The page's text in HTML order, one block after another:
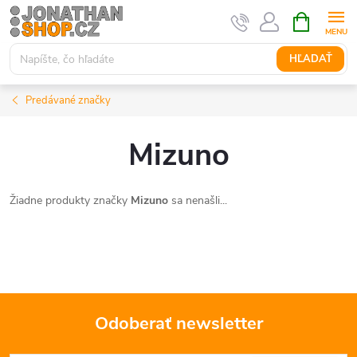
Prejsť
na
obsah
HĽADAŤ
KOŠÍK
Predávané značky
Mizuno
Žiadne produkty značky Mizuno sa nenašli...
Odoberať newsletter